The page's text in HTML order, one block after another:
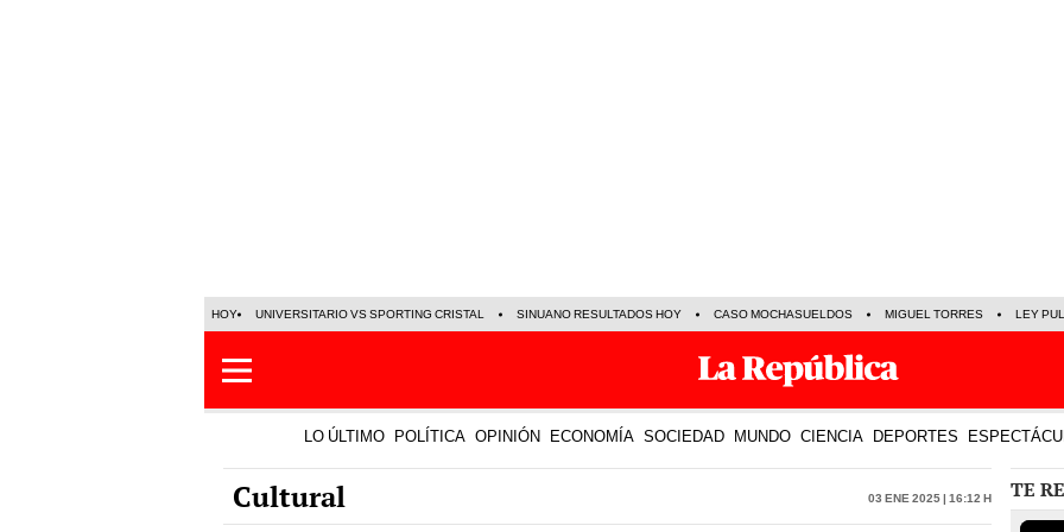
HOY UNIVERSITARIO VS SPORTING CRISTAL SINUANO RESULTADOS HOY CASO MOCHASUELDOS MIGUEL TORRES LEY
LO ÚLTIMO POLÍTICA OPINIÓN ECONOMÍA SOCIEDAD MUNDO CIENCIA DEPORTES
Cultural 03 Ene 2025 | 16:12 h TE